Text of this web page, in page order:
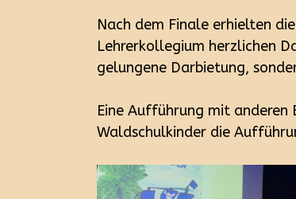
Nach dem Finale erhielten
Lehrerkollegium herzlichen
gelungene Darbietung,
Eine Aufführung mit
Waldschulkinder die